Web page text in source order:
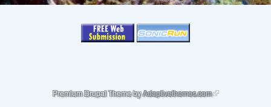
Premium Drupal Theme byAdaptivethemes.com(link is external)